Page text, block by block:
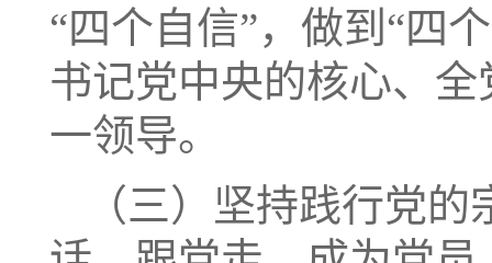
“四个自信”，做到“四
书记党中央的核心、
一领导。
（三）坚持践行党